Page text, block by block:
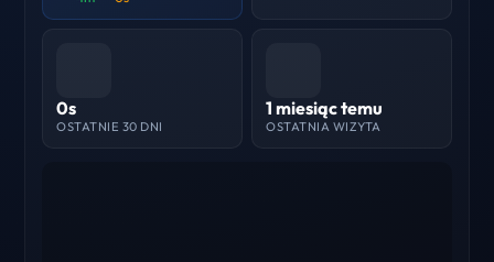
0s
OSTATNIE 30 DNI
1 miesiąc temu
OSTATNIA WIZYTA